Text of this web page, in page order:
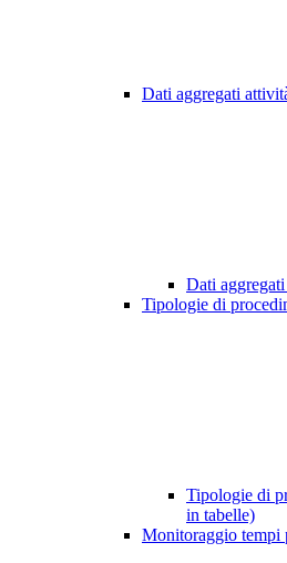
Dati aggregati
Dati
Tipologie di
Tipologie di
in tabelle)
Monitoraggio tempi